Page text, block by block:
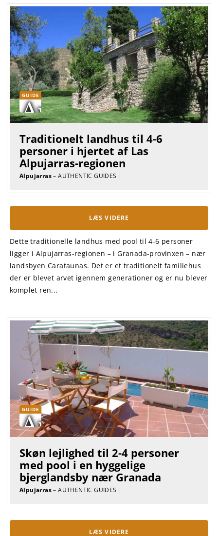
GUIDE
Traditionelt landhus til 4-6
personer i hjertet af Las
Alpujarras-regionen
Alpujarras– AUTHENTIC GUIDES |
LÆS VIDERE
Dette traditionelle landhus med pool til 4-6 personer
ligger i Alpujarras-regionen – i Granada-provinxen – nær
landsbyen Carataunas. Det er et traditionelt familiehus
der er blevet arvet igennem generationer og er nu blever
komplet ren...
GUIDE
Skøn lejlighed til 2-4 personer
med pool i en hyggelige
bjerglandsby nær Granada
Alpujarras– AUTHENTIC GUIDES |
LÆS VIDERE